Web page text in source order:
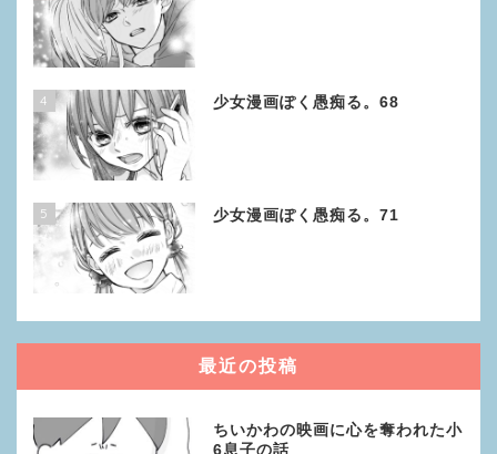
4 少女漫画ぽく愚痴る。68
5 少女漫画ぽく愚痴る。71
最近の投稿
ちいかわの映画に心を奪われた小
6息子の話